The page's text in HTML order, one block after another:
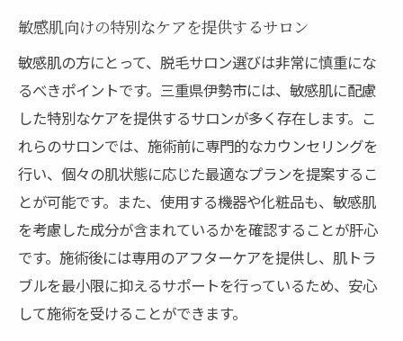
敏感肌向けの特別なケアを提供するサロン
敏感肌の方にとって、脱毛サロン選びは非常に慎重にな
るべきポイントです。三重県伊勢市には、敏感肌に配慮
した特別なケアを提供するサロンが多く存在します。こ
れらのサロンでは、施術前に専門的なカウンセリングを
行い、個々の肌状態に応じた最適なプランを提案するこ
とが可能です。また、使用する機器や化粧品も、敏感肌
を考慮した成分が含まれているかを確認することが肝心
です。施術後には専用のアフターケアを提供し、肌トラ
ブルを最小限に抑えるサポートを行っているため、安心
して施術を受けることができます。